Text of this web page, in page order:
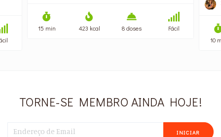
15 min 423 kcal 8 doses Fácil
10
TORNE-SE MEMBRO AINDA HOJE!
INICIAR